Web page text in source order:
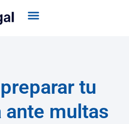
tu
ante multas